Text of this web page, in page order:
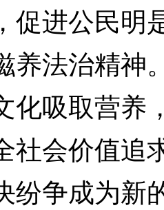
促进公民明
养法治精神
化吸取营养
社会价值追
纷争成为新